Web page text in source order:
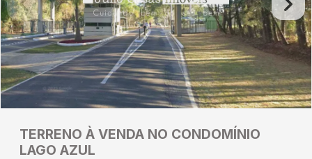
TERRENO À VENDA NO CONDOMÍNIO
LAGO AZUL